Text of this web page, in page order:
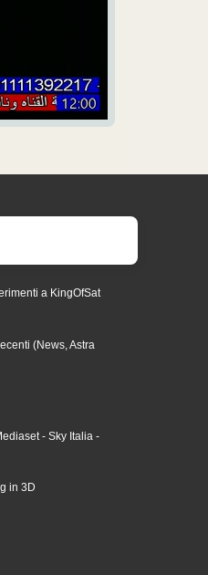
a KingOfSat
(News, Astra
- Sky Italia -
in 3D